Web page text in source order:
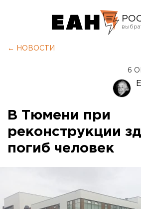
← НОВОСТИ
6
В Тюмени при
реконструкции
погиб человек